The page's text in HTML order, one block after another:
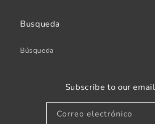
Busqueda
Búsqueda
Subscribe to our
Correo electrónico